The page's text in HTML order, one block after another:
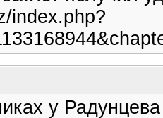
index.php?
у